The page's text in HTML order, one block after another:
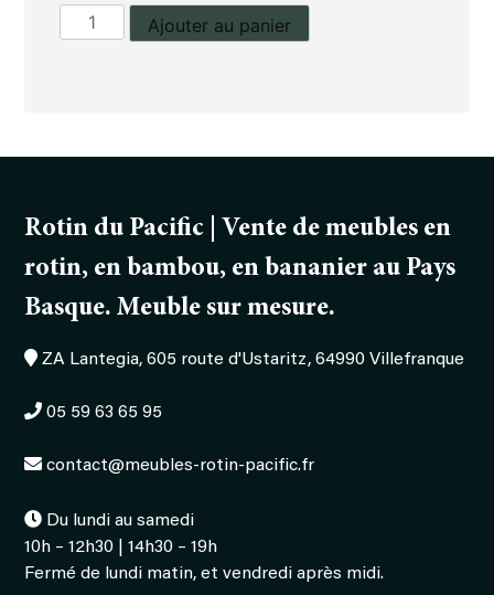
quantité
de
Ajouter au panier
Rotin du Pacific | Vente de meubles en
rotin, en bambou, en bananier au Pays
Basque. Meuble sur mesure.
ZA Lantegia, 605 route d'Ustaritz, 64990 Villefranque
05 59 63 65 95
contact@meubles-rotin-pacific.fr
Du lundi au samedi
10h – 12h30 | 14h30 – 19h
Fermé de lundi matin, et vendredi après midi.